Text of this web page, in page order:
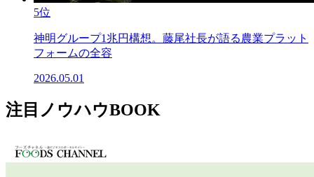
5位
神明グループ1兆円構想。藤尾社長が語る農業プラット
フォームの全容
2026.05.01
注目ノウハウBOOK